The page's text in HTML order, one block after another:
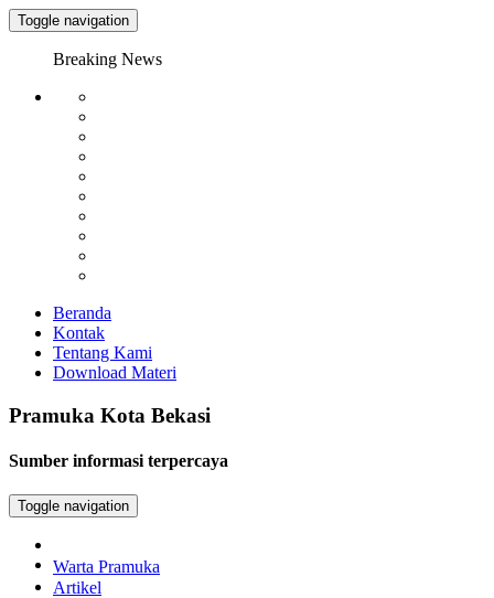
Toggle navigation
Breaking News
Beranda
Kontak
Tentang Kami
Download Materi
Pramuka Kota Bekasi
Sumber informasi terpercaya
Toggle navigation
Warta Pramuka
Artikel